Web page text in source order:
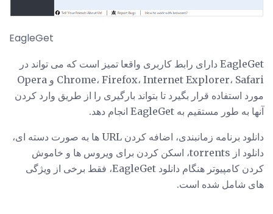
EagleGet
EagleGet دارای رابط کاربری واقعا تمیز است که می تواند در
Chrome، Firefox، Internet Explorer، Safari و Opera
مورد استفاده قرار بگیرد تا بتواند بارگیری را از طریق وارد کردن
آنها به طور مستقیم به EagleGet انجام دهد.
دانلود برنامه زمانبندی، اضافه کردن URL ها به صورت دسته ای،
دانلود از torrents، اسکن کردن برای ویروس ها و خاموش
کردن کامپیوتر هنگام دانلود EagleGet، فقط برخی از ویژگی
های شامل شده است.